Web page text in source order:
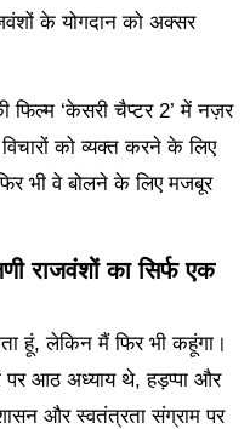
के योगदान को अक्सर
फिल्म ‘केसरी चैप्टर 2’ में नज़र
को व्यक्त करने के लिए
भी वे बोलने के लिए मजबूर
राजवंशों का सिर्फ एक
हूं, लेकिन मैं फिर भी कहूंगा।
पर आठ अध्याय थे, हड़प्पा और
और स्वतंत्रता संग्राम पर